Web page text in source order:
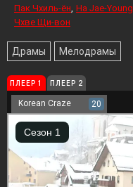
Пак Чхиль-ён Ha Jae-Young
Чхве Щи-вон
Драмы Мелодрамы
ПЛЕЕР 1 ПЛЕЕР 2
Korean Craze 20